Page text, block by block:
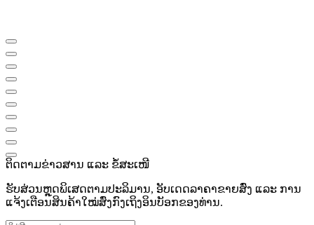
ຕິດຕາມຂ່າວສານ ແລະ ຂໍ້ສະເໜີ
ຮັບສ່ວນຫຼຸດພິເສດຕາມປະລິມານ, ອັບເດດລາຄາຂາຍສົ່ງ ແລະ ການ
ແຈ້ງເຕືອນສິນຄ້າໃໝ່ສົ່ງກົງເຖິງອິນບັອກຂອງທ່ານ.